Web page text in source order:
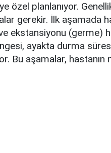
özel planlanıyor.
gerekir. İlk aşamada
ekstansiyonu (germe)
ayakta durma
Bu aşamalar, hastanın